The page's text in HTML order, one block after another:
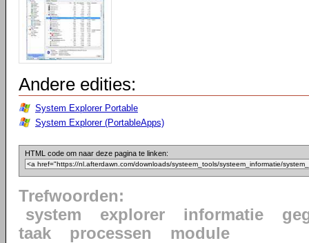
Andere edities:
System Explorer Portable
System Explorer (PortableApps)
HTML code om naar deze pagina te linken:
Trefwoorden:
system
explorer informatie
taak
processen module